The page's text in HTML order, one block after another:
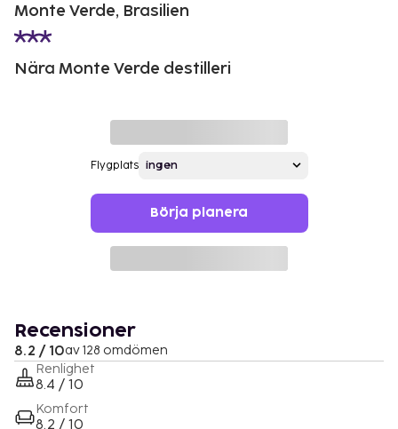
Monte Verde, Brasilien
Nära Monte Verde destilleri
Flygplats
Börja planera
Recensioner
8.2 / 10av 128 omdömen
Renlighet
8.4 / 10
Komfort
8.2 / 10